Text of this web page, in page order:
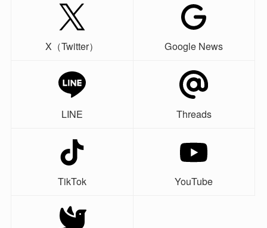
X（Twitter） Google News
LINE Threads
TikTok YouTube